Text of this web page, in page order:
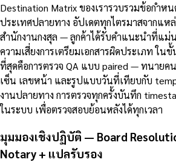
Destination Matrix ของเรารวบรวมข้อกำหน
ประเทศปลายทาง อัปเดตทุกไตรมาสจากแห
สำนักงานกงสุล — ลูกค้าได้รับคำแนะนำที่แ
ความเสี่ยงการเตรียมเอกสารผิดประเภท ใน
ที่สุดคือการตรวจ QA แบบ paired — ทนายค
เซ็น เลขหน้า และรูปแบบวันที่เทียบกับ
งานปลายทาง การตรวจทุกครั้งบันทึก
ในระบบ เพื่อตรวจสอบย้อนหลังได้ทุกเวลา
มุมมองเชิงปฏิบัติ — Board
Notary + แปลรับรอง